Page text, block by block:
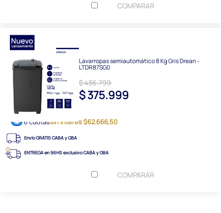
COMPARAR
Lavarropas semiautomático 8 Kg Gris Drean -
LTDR87SG0
$ 436.799
$ 375.999
6 cuotassin interés $62.666,50
Envío GRATIS CABA y GBA
ENTREGA en 96HS exclusivo CABA y GBA
COMPARAR